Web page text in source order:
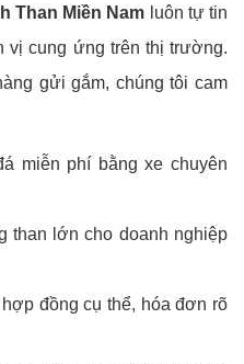
Than Miền Nam luôn tự tin
vị cung ứng trên thị trường.
gửi gắm, chúng tôi cam
miễn phí bằng xe chuyên
than lớn cho doanh nghiệp
đồng cụ thể, hóa đơn rõ